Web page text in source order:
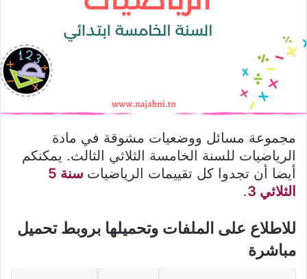
مجموعة مسائل ووضعيات مشوقة في مادة
الرياضيات للسنة الخامسة الثلاثي الثالث. يمكنكم
أيضا أن تجدوا كل تقييمات الرياضيات
سنة 5
الثلاثي 3
.
للاطلاع على الملفات وتحميلها بروبط تحميل
مباشرة